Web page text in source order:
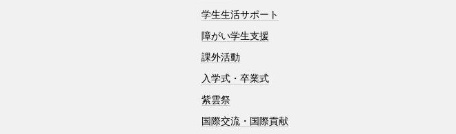
学生生活サポート
障がい学生支援
課外活動
入学式・卒業式
紫雲祭
国際交流・国際貢献